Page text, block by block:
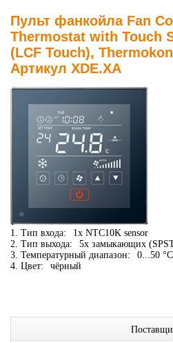
Пульт фанкойла Fan
Thermostat with Touch
(LCF Touch),
Артикул XDE.XA
1. Тип входа:
1x NTC10K sensor
2. Тип выхода:
5x замыкающих
3. Температурный диапазон:
0...50 °C
4. Цвет:
чёрный